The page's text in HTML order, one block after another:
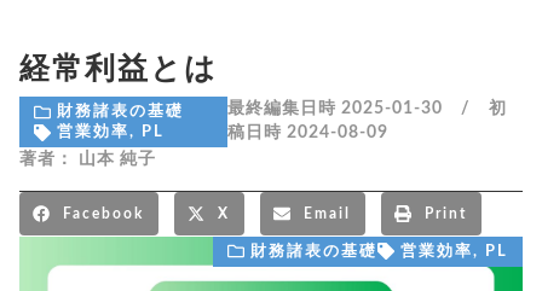
経常利益とは
財務諸表の基礎
営業効率, PL
最終編集日時 2025-01-30 / 初
稿日時 2024-08-09
著者：
山本 純子
Facebook X Email Print
財務諸表の基礎 営業効率, PL